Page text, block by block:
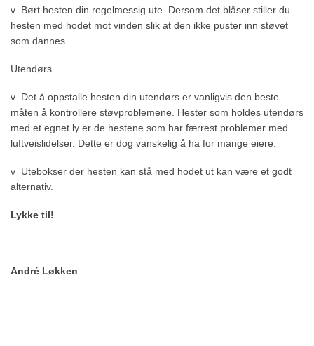
v Børt hesten din regelmessig ute. Dersom det blåser stiller du
hesten med hodet mot vinden slik at den ikke puster inn støvet
som dannes.
Utendørs
v Det å oppstalle hesten din utendørs er vanligvis den beste
måten å kontrollere støvproblemene. Hester som holdes utendørs
med et egnet ly er de hestene som har færrest problemer med
luftveislidelser. Dette er dog vanskelig å ha for mange eiere.
v Utebokser der hesten kan stå med hodet ut kan være et godt
alternativ.
Lykke til!
André Løkken